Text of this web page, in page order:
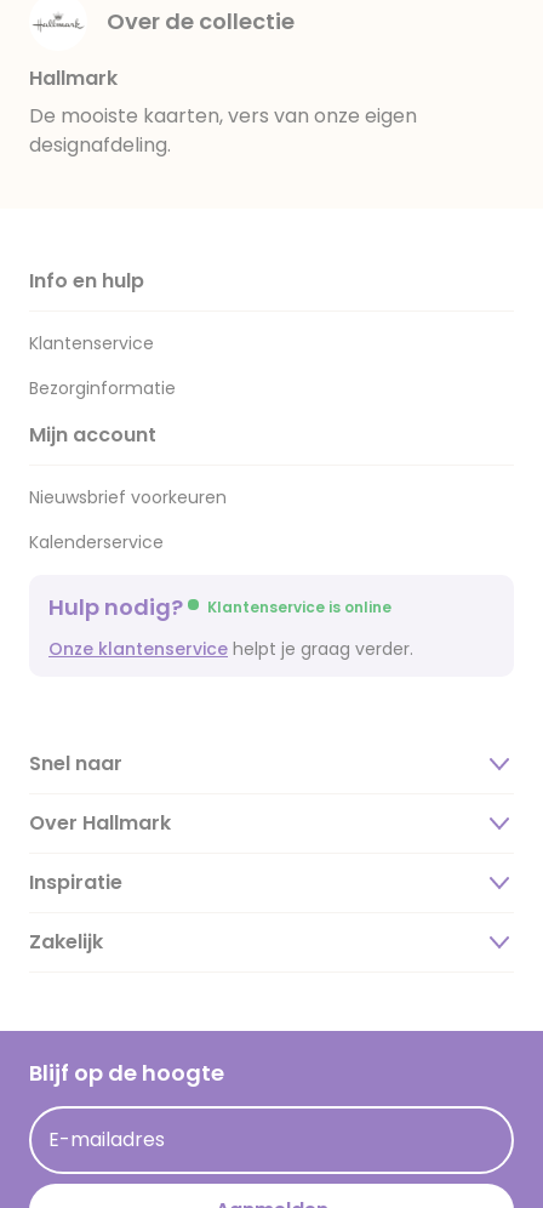
Over de collectie
Hallmark
De mooiste kaarten, vers van onze eigen
designafdeling.
Info en hulp
Klantenservice
Bezorginformatie
Mijn account
Nieuwsbrief voorkeuren
Kalenderservice
Hulp nodig? Klantenservice is online
Onze klantenservice helpt je graag verder.
Snel naar
Over Hallmark
Over ons
Duurzaamheid
Hallmark Kaartclub
Acties
Persberichten
Hallmark en Kinderpostzegels
Inspiratie
Magazine
Cadeau inspiratie
Kaartinspiratie
Zakelijk
Blijf op de hoogte
E-mailadres